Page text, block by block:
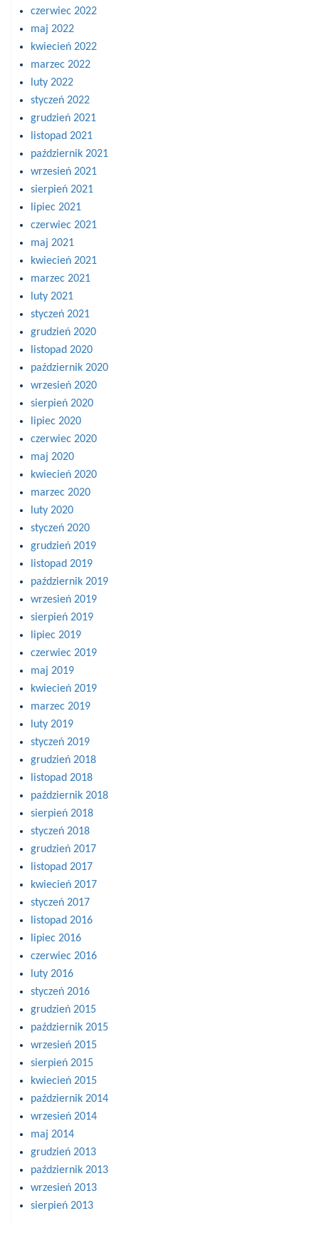
czerwiec 2022
maj 2022
kwiecień 2022
marzec 2022
luty 2022
styczeń 2022
grudzień 2021
listopad 2021
październik 2021
wrzesień 2021
sierpień 2021
lipiec 2021
czerwiec 2021
maj 2021
kwiecień 2021
marzec 2021
luty 2021
styczeń 2021
grudzień 2020
listopad 2020
październik 2020
wrzesień 2020
sierpień 2020
lipiec 2020
czerwiec 2020
maj 2020
kwiecień 2020
marzec 2020
luty 2020
styczeń 2020
grudzień 2019
listopad 2019
październik 2019
wrzesień 2019
sierpień 2019
lipiec 2019
czerwiec 2019
maj 2019
kwiecień 2019
marzec 2019
luty 2019
styczeń 2019
grudzień 2018
listopad 2018
październik 2018
sierpień 2018
styczeń 2018
grudzień 2017
listopad 2017
kwiecień 2017
styczeń 2017
listopad 2016
lipiec 2016
czerwiec 2016
luty 2016
styczeń 2016
grudzień 2015
październik 2015
wrzesień 2015
sierpień 2015
kwiecień 2015
październik 2014
wrzesień 2014
maj 2014
grudzień 2013
październik 2013
wrzesień 2013
sierpień 2013